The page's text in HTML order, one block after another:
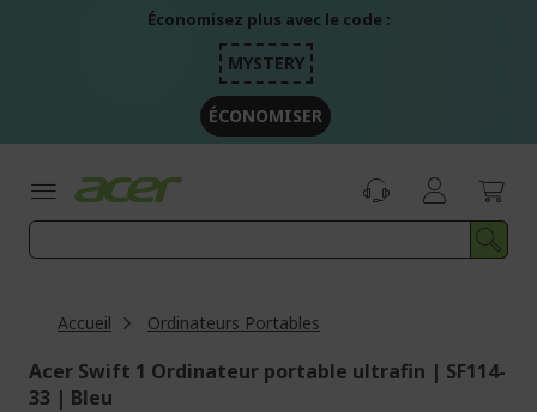
Économisez plus avec le code :
MYSTERY
ÉCONOMISER
Accueil Ordinateurs Portables
Acer Swift 1 Ordinateur portable ultrafin | SF114-
33 | Bleu